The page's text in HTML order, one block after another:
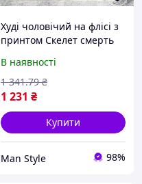
Худі чоловічий на флісі з
принтом Скелет смерть
Хакі, Тепле флісове
чоловіче худі на
військову тематику
В наявності
1 231 ₴
1 341.79 ₴
Купити
Man Style 98%